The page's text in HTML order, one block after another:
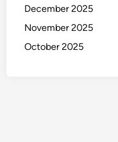
December 2025
November 2025
October 2025